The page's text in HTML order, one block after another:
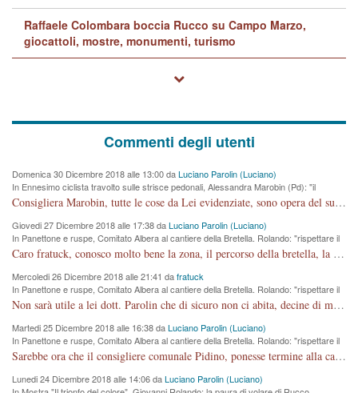
Raffaele Colombara boccia Rucco su Campo Marzo,
giocattoli, mostre, monumenti, turismo
Commenti degli utenti
Domenica 30 Dicembre 2018 alle 13:00 daLuciano Parolin (Luciano)
In Ennesimo ciclista travolto sulle strisce pedonali, Alessandra Marobin (Pd): "il
Comune si svegli"
Consigliera Marobin, tutte le cose da Lei evidenziate, sono opera del suo ex Assessore e compagno di Partito Antonio Marco Dalla Pozza Assessore alla "progettazione" di piste ciclabili e altre porcherie. A lui manderei il conto da saldare per incidenti e danni alle persone. E' ora che "finiamola." Avete perso rassegnatevi. qui IL SINDACO RUCCO NON C'ENTRA PER NIENTE. CAPITO!!!!!!!! Amen.
Giovedi 27 Dicembre 2018 alle 17:38 daLuciano Parolin (Luciano)
In Panettone e ruspe, Comitato Albera al cantiere della Bretella. Rolando: "rispettare il
cronoprogramma"
Caro fratuck, conosco molto bene la zona, il percorso della bretella, la situazione dei cittadini, abito in Viale Trento. A partire dal 2003 ho partecipato al Comitato di Maddalene pro bretella, e a riunioni propositive per apportare modifiche al progetto. Numerose mie foto del territorio sono arrivate a Roma, altri miei interventi (non graditi dalla Sx) sono stati pubblicati dal GdV, assieme ad altri come Ciro Asproso, ora favorevole alla bretella. Ho partecipato alla raccolta firme per la chiusura della strada x 5 giorni eseguita dal Sindaco Hullwech per sforamento 180 Micro/g. Pertanto come impegno per la tematica sono apposto con la coscienza. Ora il Progetto è partito, fine! Voglio dire che la nuova Giunta "comunale" non c'entra più. L'opera sarà "malauguratamente" eseguita, ma non con il mio placet. Il Consigliere Comunale dovrebbe capire che la campagna elettorale è finita, con buona pace di tutti. Quello che invece dovrebbe interessare è la proprietà della strada, dall'uscita autostradale Ovest, sino alla Rotatoria dell'Albara, vi sono tre possessori: Autostrade SpA; La Provincia, il Comune. Come la mettiamo per il futuro ? I costi, da 50 sono saliti a 100 milioni di € come dire 20 milioni a KM (!) da non credere. Comunque si farà. Ma nessuno canti Vittoria, anzi meglio non farne un ulteriore fatto "partitico" per questioni elettorali o di seggio. Se mi manda la sua mail, sono disponibile ad inviare i documenti e le foto sopra descritte. Con ossequi, Luciano Parolin
Mercoledi 26 Dicembre 2018 alle 21:41 dafratuck
In Panettone e ruspe, Comitato Albera al cantiere della Bretella. Rolando: "rispettare il
cronoprogramma"
Non sarà utile a lei dott. Parolin che di sicuro non ci abita, decine di migliaia di TIR, automobili e padroncini che passano quotidianamente per una strada appena rotabile, non è più possibile stendere i panni, attraversare la strada senza rischiare la morte, le case stanno crepando, i tempi sono cambiati e la bretella non passerà assolutamente per maddalene (ma cosa sta a dire?!), dia invece responsabilità a chi ha costruito tagliando la strada che doveva invece terminare a isola vicentina e non al moracchino lasciando Motta di Costabissara ancora in panne di traffico. I tempi sono cambiati dottore e se l'anagrafe della vita stagna nell'essere umano impressioni conservatrici, la società non le considera perchè va avanti, si industrializza e ha bisogno di infrastrutture e di sviluppo. Ultima considerazione, se è geloso di Rolando perchè vede in lui solo campagne politiche mentre si difendono i SOLI diritti dei cittadini, la preghiamo faccia considerazioni più appropriate. Saluti e complimenti per i suoi scritti.
Martedi 25 Dicembre 2018 alle 16:38 daLuciano Parolin (Luciano)
In Panettone e ruspe, Comitato Albera al cantiere della Bretella. Rolando: "rispettare il
cronoprogramma"
Sarebbe ora che il consigliere comunale Pidino, ponesse termine alla campagna elettorale nel territorio del suo seggio Villaggio del Sole. La tiraca è iniziata, distruggerà 6 km di prateria ovest della città, ricca di fonti e sorgenti d'acqua. I cittadini di Maddalene non avranno più Pace la notte. Molta colpa per la costruzione di questa Strada è proprio del signor Rolando,dei suoi gazebo mobili e che vuol far passare questa opera VANDALICA come progetto "utile" a chi ? Non è cosa seria sig. Rolando!
Lunedi 24 Dicembre 2018 alle 14:06 daLuciano Parolin (Luciano)